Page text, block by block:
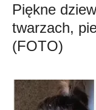
Piękne
twarzach,
(FOTO)